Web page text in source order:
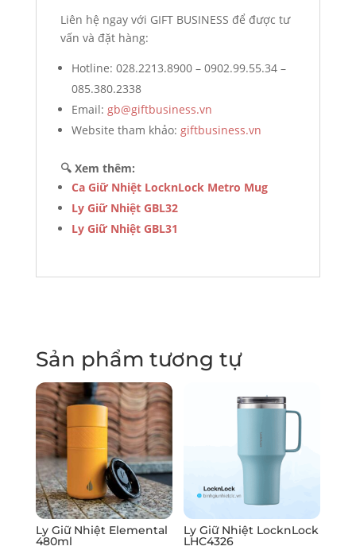
Liên hệ ngay với GIFT BUSINESS để được tư
vấn và đặt hàng:
Hotline: 028.2213.8900 – 0902.99.55.34 –
085.380.2338
Email: gb@giftbusiness.vn
Website tham khảo: giftbusiness.vn
🔍 Xem thêm:
Ca Giữ Nhiệt LocknLock Metro Mug
Ly Giữ Nhiệt GBL32
Ly Giữ Nhiệt GBL31
Sản phẩm tương tự
Ly Giữ Nhiệt Elemental
480ml
Ly Giữ Nhiệt LocknLock
LHC4326